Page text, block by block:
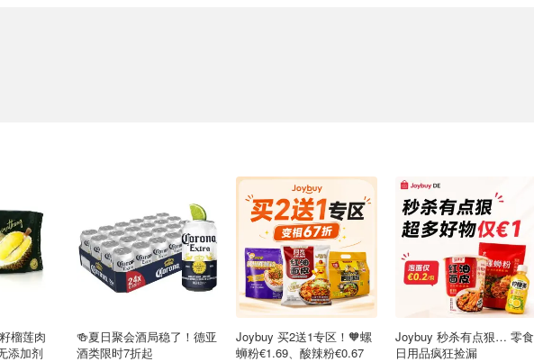
榴莲肉
添加剂
🍻夏日聚会酒局稳了！德亚
酒类限时7折起
Joybuy 买2送1专区！🧡螺
蛳粉€1.69、酸辣粉€0.67
Joybuy 秒杀有点狠… 零食
日用品疯狂捡漏